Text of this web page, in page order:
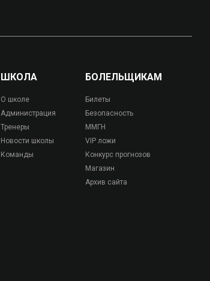
ШКОЛА
О школе
Администрация
Тренеры
Новости школы
Команды
БОЛЕЛЬЩИКАМ
Билеты
Безопасность
ММГН
VIP ложи
Конкурс прогнозов
Магазин
Архив сайта